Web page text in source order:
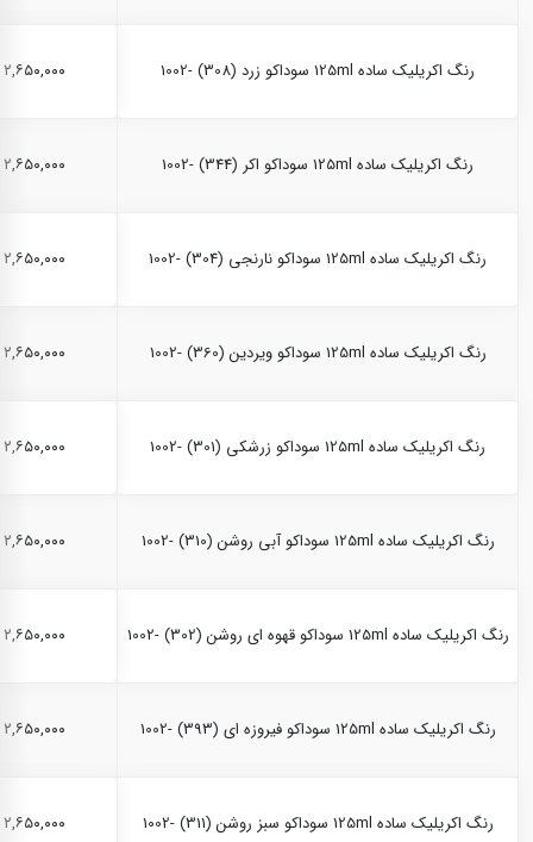
رنگ اکریلیک ساده 125ml سوداکو زرد (308) -1002 ۲,۶۵۰,۰۰۰ ریال
رنگ اکریلیک ساده 125ml سوداکو اکر (344) -1002 ۲,۶۵۰,۰۰۰ ریال
رنگ اکریلیک ساده 125ml سوداکو نارنجی (304) -1002 ۲,۶۵۰,۰۰۰ ریال
رنگ اکریلیک ساده 125ml سوداکو ویردین (360) -1002 ۲,۶۵۰,۰۰۰ ریال
رنگ اکریلیک ساده 125ml سوداکو زرشکی (301) -1002 ۲,۶۵۰,۰۰۰ ریال
رنگ اکریلیک ساده 125ml سوداکو آبی روشن (310) -1002 ۲,۶۵۰,۰۰۰ ریال
رنگ اکریلیک ساده 125ml سوداکو قهوه ای روشن (302) -1002 ۲,۶۵۰,۰۰۰ ریال
رنگ اکریلیک ساده 125ml سوداکو فیروزه ای (393) -1002 ۲,۶۵۰,۰۰۰ ریال
رنگ اکریلیک ساده 125ml سوداکو سبز روشن (311) -1002 ۲,۶۵۰,۰۰۰ ریال